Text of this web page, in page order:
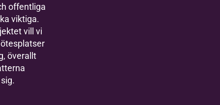
offentliga
viktiga.
vill vi
överallt